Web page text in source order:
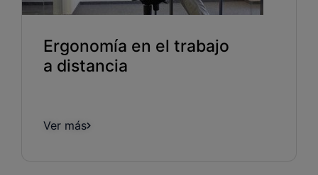
Ergonomía en el trabajo
a distancia
Ver más